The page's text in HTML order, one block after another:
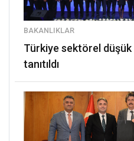
BAKANLIKLAR
türkiye sektörel düşük karbonlu yol haritaları
tanıtıldı